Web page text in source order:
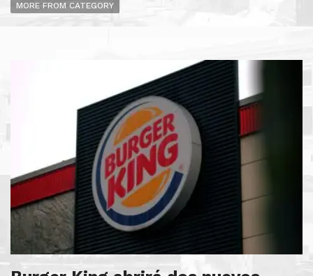
MORE FROM CATEGORY